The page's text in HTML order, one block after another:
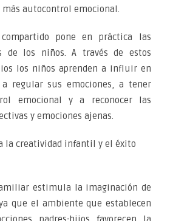
más autocontrol emocional.
pone en práctica las
de los niños. A través de estos
los niños aprenden a influir en
regular sus emociones, a tener
emocional y a reconocer las
y emociones ajenas.
la creatividad infantil y el éxito
estimula la imaginación de
que el ambiente que establecen